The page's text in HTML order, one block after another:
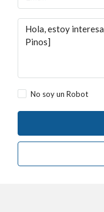
No soy un Robot